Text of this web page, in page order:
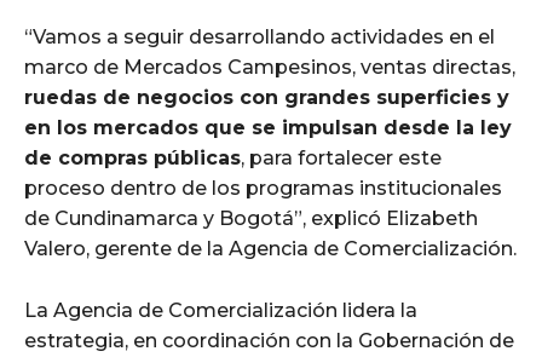
“Vamos a seguir desarrollando actividades en el
marco de Mercados Campesinos, ventas directas,
ruedas de negocios con grandes superficies y
en los mercados que se impulsan desde la ley
de compras públicas, para fortalecer este
proceso dentro de los programas institucionales
de Cundinamarca y Bogotá”, explicó Elizabeth
Valero, gerente de la Agencia de Comercialización.
La Agencia de Comercialización lidera la
estrategia, en coordinación con la Gobernación de